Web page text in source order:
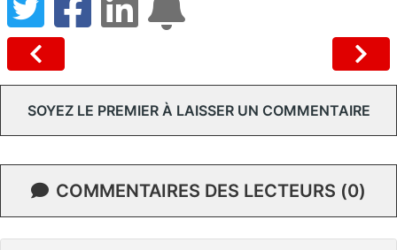
SOYEZ LE PREMIER À LAISSER UN COMMENTAIRE
COMMENTAIRES DES LECTEURS (0)